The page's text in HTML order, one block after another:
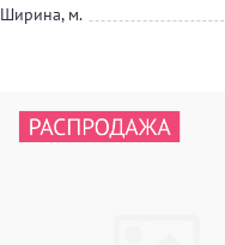
Ширина, м.